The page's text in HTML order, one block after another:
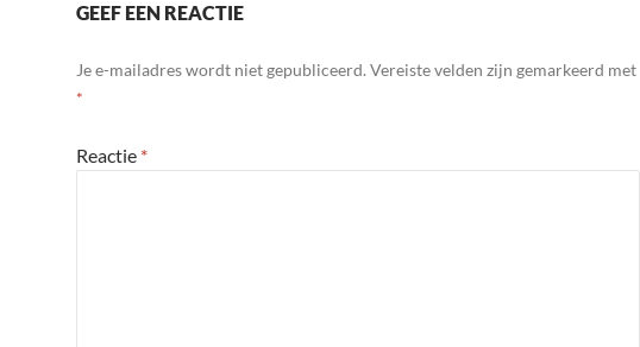
GEEF EEN REACTIE
Je e-mailadres wordt niet gepubliceerd. Vereiste velden zijn gemarkeerd met
*
Reactie *